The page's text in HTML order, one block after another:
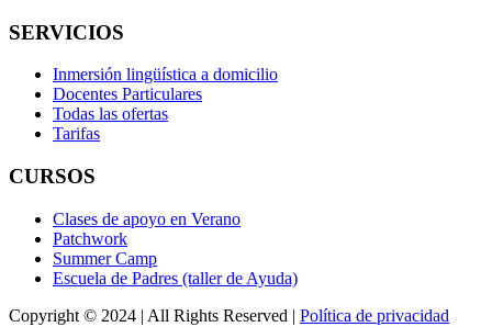
SERVICIOS
Inmersión lingüística a domicilio
Docentes Particulares
Todas las ofertas
Tarifas
CURSOS
Clases de apoyo en Verano
Patchwork
Summer Camp
Escuela de Padres (taller de Ayuda)
Copyright © 2024 | All Rights Reserved | Política de privacidad